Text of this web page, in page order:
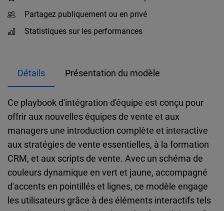
Partagez publiquement ou en privé
Statistiques sur les performances
Détails Présentation du modèle
Ce playbook d'intégration d'équipe est conçu pour
offrir aux nouvelles équipes de vente et aux
managers une introduction complète et interactive
aux stratégies de vente essentielles, à la formation
CRM, et aux scripts de vente. Avec un schéma de
couleurs dynamique en vert et jaune, accompagné
d'accents en pointillés et lignes, ce modèle engage
les utilisateurs grâce à des éléments interactifs tels